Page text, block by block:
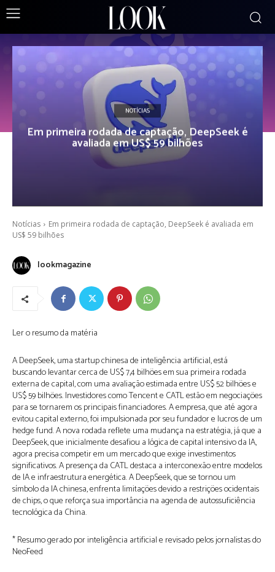
NOTÍCIAS
Em primeira rodada de captação, DeepSeek é
avaliada em US$ 59 bilhões
Notícias
Em primeira rodada de captação, DeepSeek é avaliada em
US$ 59 bilhões
lookmagazine
Ler o resumo da matéria
A DeepSeek, uma startup chinesa de inteligência artificial, está
buscando levantar cerca de US$ 7,4 bilhões em sua primeira rodada
externa de capital, com uma avaliação estimada entre US$ 52 bilhões e
US$ 59 bilhões. Investidores como Tencent e CATL estão em negociações
para se tornarem os principais financiadores. A empresa, que até agora
evitou capital externo, foi impulsionada por seu fundador e lucros de um
hedge fund. A nova rodada reflete uma mudança na estratégia, já que a
DeepSeek, que inicialmente desafiou a lógica de capital intensivo da IA,
agora precisa competir em um mercado que exige investimentos
significativos. A presença da CATL destaca a interconexão entre modelos
de IA e infraestrutura energética. A DeepSeek, que se tornou um
símbolo da IA chinesa, enfrenta limitações devido a restrições ocidentais
de chips, o que reforça sua importância na agenda de autossuficiência
tecnológica da China.
* Resumo gerado por inteligência artificial e revisado pelos jornalistas do
NeoFeed